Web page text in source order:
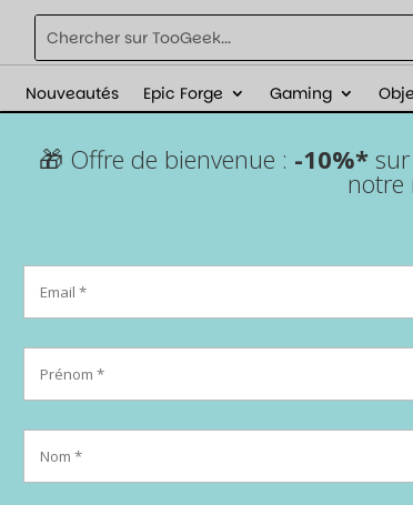
Nouveautés Epic Forge Gaming
de 5% de réduction sur ta
Souris
– Lexip
🎁 Offre de bienvenue : -10%*
notre